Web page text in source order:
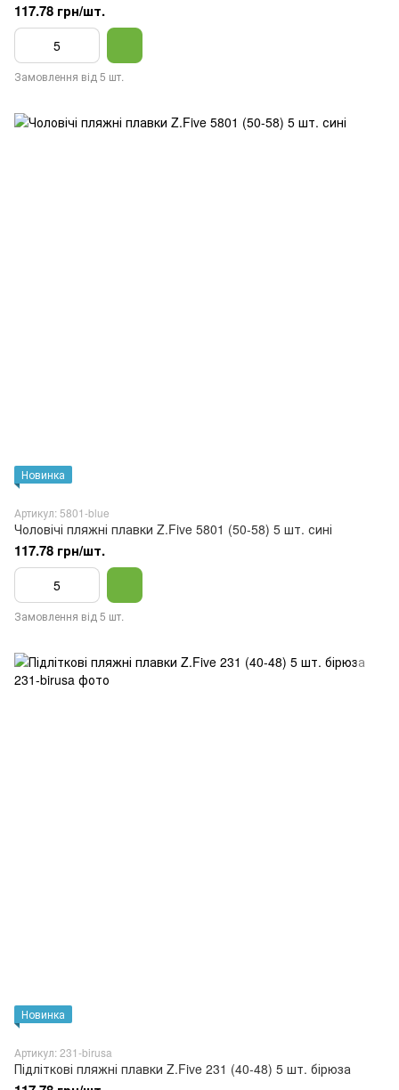
117.78 грн/шт.
Замовлення від 5 шт.
Новинка
Артикул: 5801-blue
Чоловічі пляжні плавки Z.Five 5801 (50-58) 5 шт. сині
117.78 грн/шт.
Замовлення від 5 шт.
Новинка
Артикул: 231-birusa
Підліткові пляжні плавки Z.Five 231 (40-48) 5 шт. бірюза